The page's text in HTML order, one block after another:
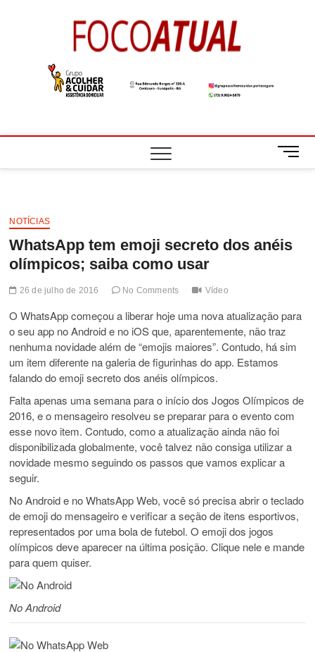
M
e
t
NOTÍCIAS
WhatsApp tem emoji secreto dos anéis
olímpicos; saiba como usar
26 de julho de 2016 No Comments Vídeo
O WhatsApp começou a liberar hoje uma nova atualização para
o seu app no Android e no iOS que, aparentemente, não traz
nenhuma novidade além de “emojis maiores”. Contudo, há sim
um item diferente na galeria de figurinhas do app. Estamos
falando do emoji secreto dos anéis olímpicos.
Falta apenas uma semana para o início dos Jogos Olímpicos de
2016, e o mensageiro resolveu se preparar para o evento com
esse novo item. Contudo, como a atualização ainda não foi
disponibilizada globalmente, você talvez não consiga utilizar a
novidade mesmo seguindo os passos que vamos explicar a
seguir.
No Android e no WhatsApp Web, você só precisa abrir o teclado
de emoji do mensageiro e verificar a seção de itens esportivos,
representados por uma bola de futebol. O emoji dos jogos
olímpicos deve aparecer na última posição. Clique nele e mande
para quem quiser.
No Android